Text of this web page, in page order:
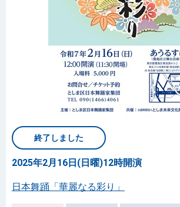
終了しました
2025年2月16日(日曜)12時開演
日本舞踊「華麗なる彩り」